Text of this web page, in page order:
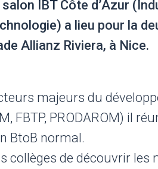
salon IBT Côte d’Azur
a lieu pour la
Allianz Riviera, à Nice.
majeurs du
FBTP, PRODAROM) il
BtoB normal.
collèges de découvrir les